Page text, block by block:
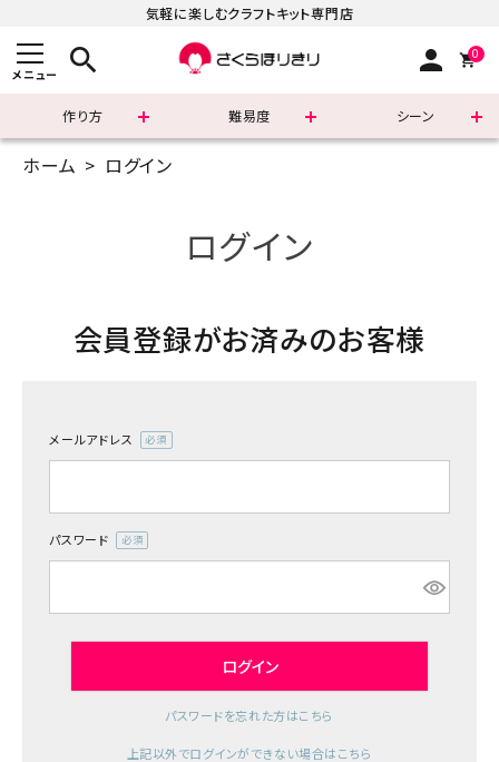
気軽に楽しむクラフトキット専門店
メニュー search person 0
作り方 難易度 シーン
まずはこちら
すべての商品
診断チャート
ジャンルで選ぶ
レビューを見る
コーポレートサイト
介護施設関係の方へ
ホーム ログイン
ログイン
会員登録がお済みのお客様
メールアドレス
(必
パスワード
(必
ログイン
パスワードを忘れた方はこちら
上記以外でログインができない場合はこちら